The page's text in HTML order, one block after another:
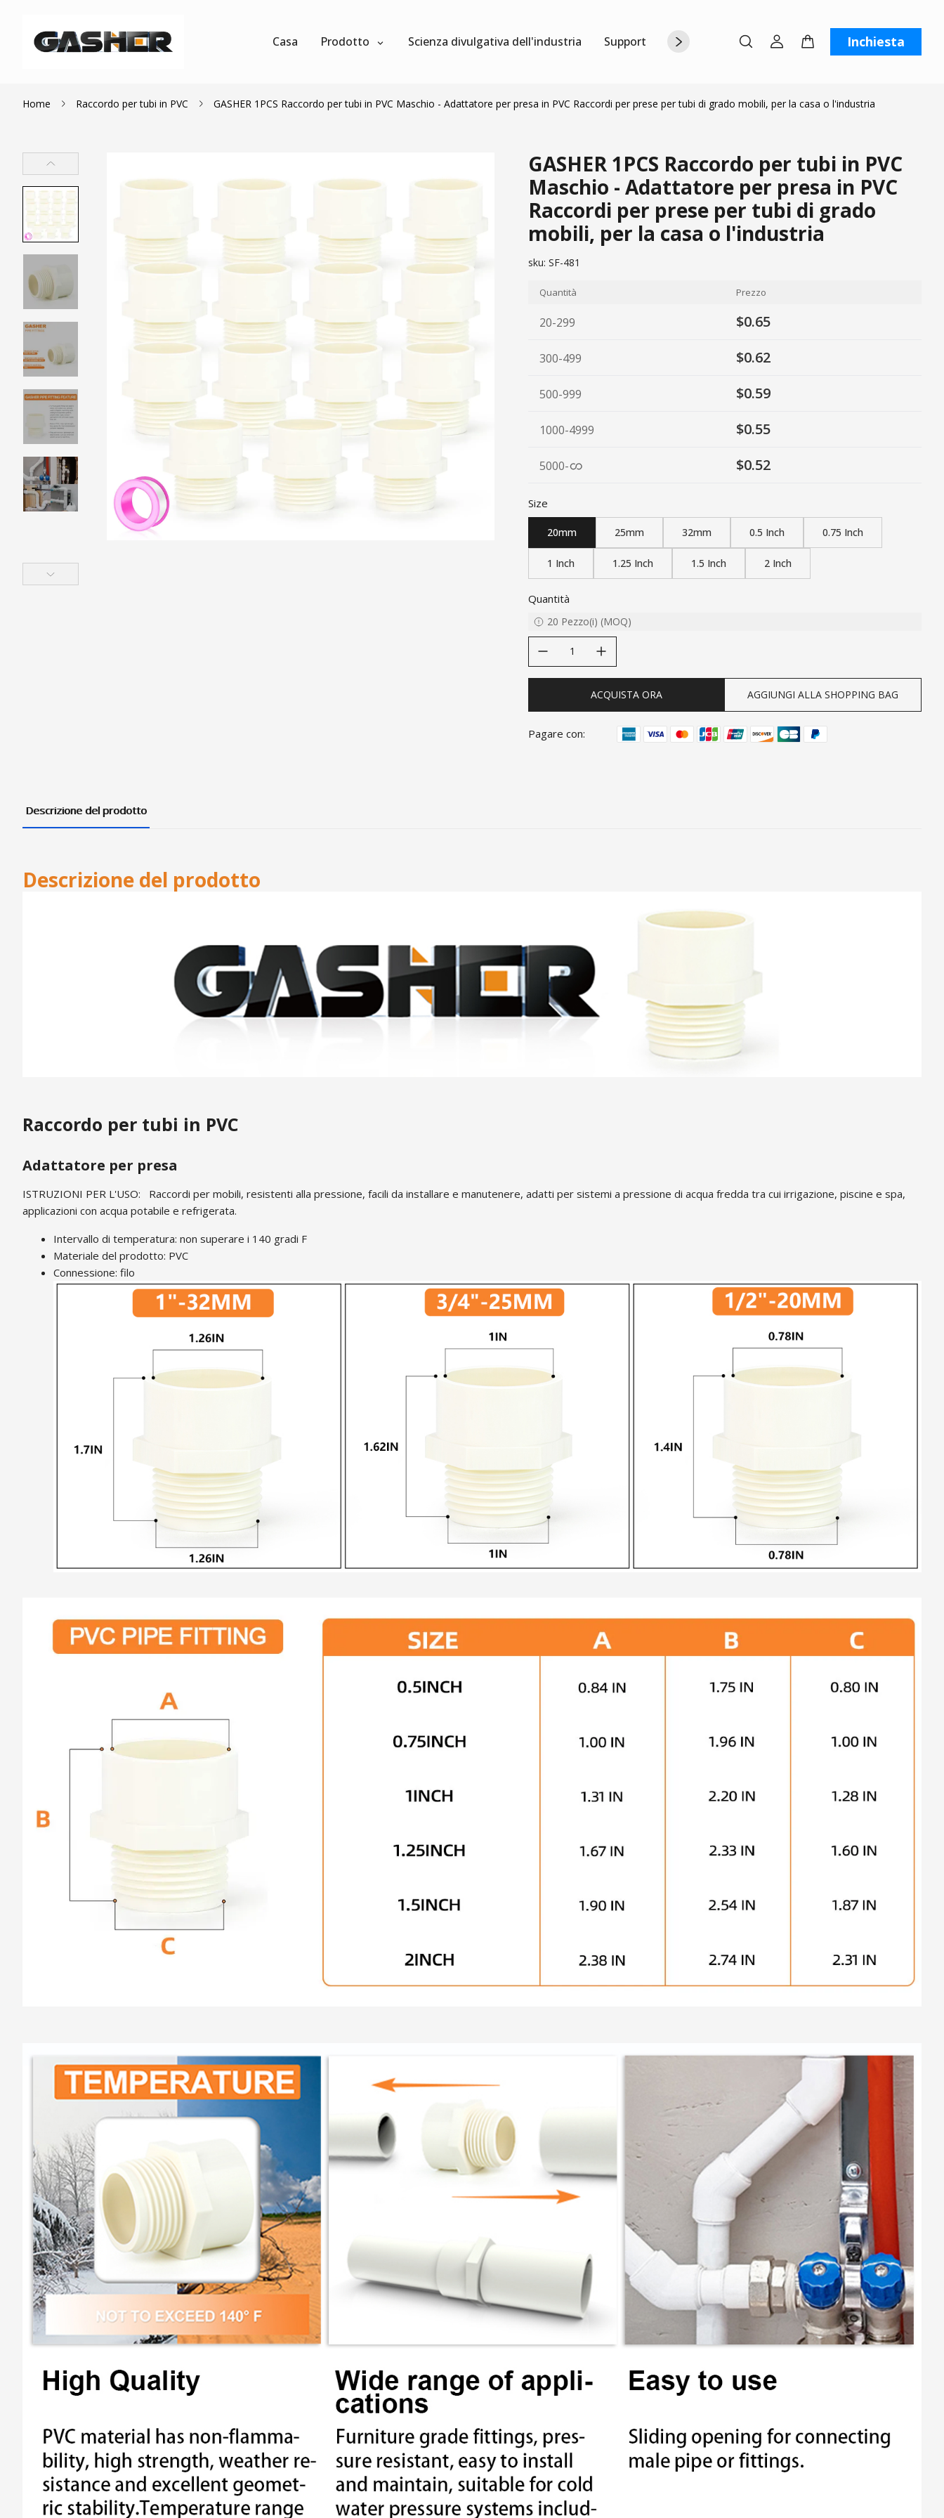
Casa Prodotto Scienza divulgativa dell'industria Supporto Chi siamo Contattaci Inchiesta
Home Raccordo per tubi in PVC GASHER 1PCS Raccordo per tubi in PVC Maschio - Adattatore per presa in PVC Raccordi per prese per tubi di grado mobili, per la casa o l'industria
GASHER 1PCS Raccordo per tubi in PVC
Maschio - Adattatore per presa in PVC
Raccordi per prese per tubi di grado
mobili, per la casa o l'industria
sku: SF-481
Quantità Prezzo
20-299 $0.65
300-499 $0.62
500-999 $0.59
1000-4999 $0.55
5000- $0.52
Size
20mm 25mm 32mm 0.5 Inch 0.75 Inch
1 Inch 1.25 Inch 1.5 Inch 2 Inch
Quantità
20 Pezzo(i) (MOQ)
ACQUISTA ORA AGGIUNGI ALLA SHOPPING BAG
Pagare con:
Descrizione del prodotto
Descrizione del prodotto
Raccordo per tubi in PVC
Adattatore per presa
ISTRUZIONI PER L'USO: Raccordi per mobili, resistenti alla pressione, facili da installare e manutenere, adatti per sistemi a pressione di acqua fredda tra cui irrigazione, piscine e spa,
applicazioni con acqua potabile e refrigerata.
Intervallo di temperatura: non superare i 140 gradi F
Materiale del prodotto: PVC
Connessione: filo